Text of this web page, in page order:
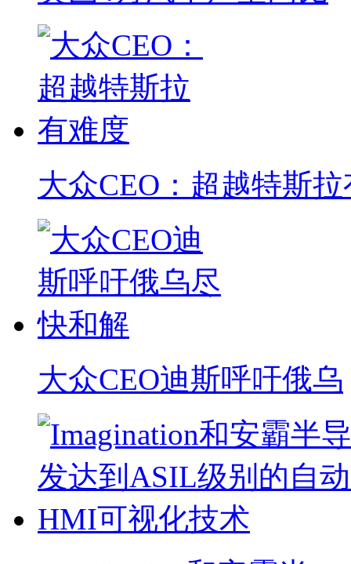
大众CEO：超越特斯拉
大众CEO迪斯呼吁俄乌